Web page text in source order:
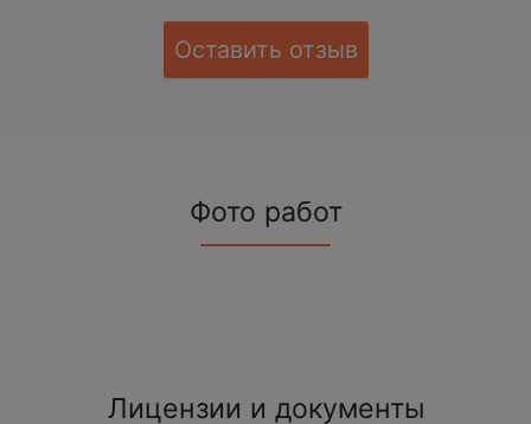
Оставить отзыв
Фото работ
Лицензии и документы